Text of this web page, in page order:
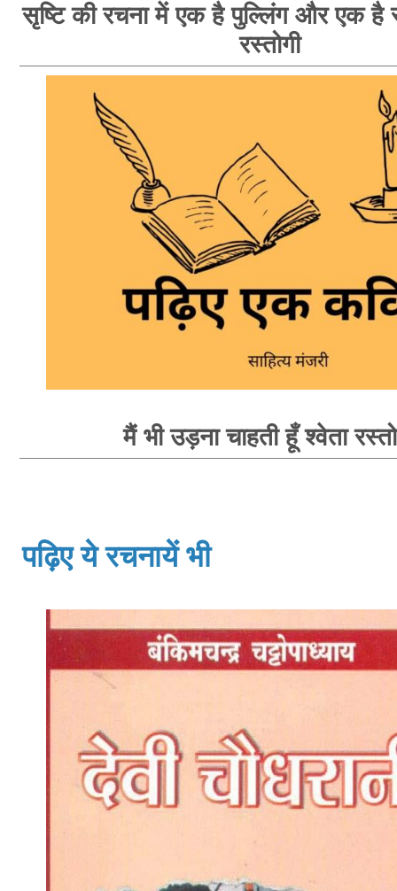
सृष्टि की रचना में एक है पुल्लिंग और एक है
रस्तोगी
मैं भी उड़ना चाहती हूँ श्वेता
पढ़िए ये रचनायें भी